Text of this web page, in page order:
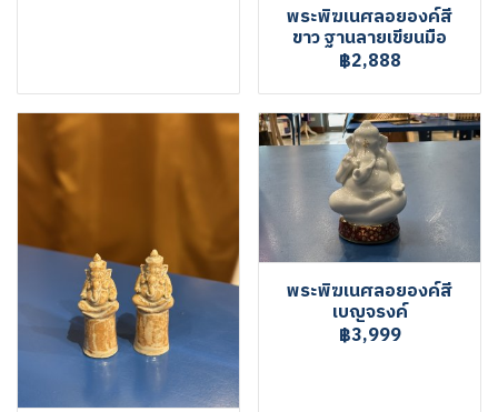
พระพิฆเนศลอยองค์สี
ขาว ฐานลายเขียนมือ
฿2,888
พระพิฆเนศลอยองค์สี
เบญจรงค์
฿3,999